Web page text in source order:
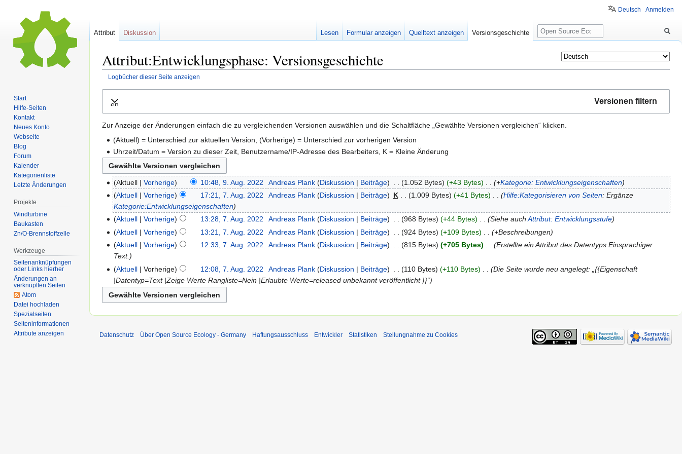
Attribut:Entwicklungsphase: Versionsgeschichte
Logbücher dieser Seite anzeigen
Navigation
Suche
Versionen filtern
Ausklappen
Zur Anzeige der Änderungen einfach die zu vergleichenden Versionen auswählen und die Schaltfläche „Gewählte Versionen vergleichen“ klicken.
(Aktuell) = Unterschied zur aktuellen Version, (Vorherige) = Unterschied zur vorherigen Version
Uhrzeit/Datum = Version zu dieser Zeit, Benutzername/IP-Adresse des Bearbeiters, K = Kleine Änderung
Aktuell Vorherige 10:48, 9. Aug. 2022 Andreas Plank Diskussion Beiträge 1.052 Bytes +43 Bytes +Kategorie: Entwicklungseigenschaften
Aktuell
Vorherige 17:21, 7. Aug. 2022 Andreas Plank Diskussion Beiträge K 1.009 Bytes +41 Bytes Hilfe:Kategorisieren von Seiten: Ergänze
Kategorie:Entwicklungseigenschaften
Aktuell
Vorherige 13:28, 7. Aug. 2022 Andreas Plank Diskussion Beiträge 968 Bytes +44 Bytes Siehe auchAttribut: Entwicklungsstufe
Aktuell
Vorherige 13:21, 7. Aug. 2022 Andreas Plank Diskussion Beiträge 924 Bytes +109 Bytes
+Beschreibungen
Aktuell
Vorherige 12:33, 7. Aug. 2022 Andreas Plank Diskussion Beiträge 815 Bytes +705 Bytes
Erstellte ein Attribut des Datentyps Einsprachiger
Text.
Aktuell
Vorherige 12:08, 7. Aug. 2022 Andreas Plank Diskussion Beiträge 110 Bytes +110 Bytes
Die Seite wurde neu angelegt: „{{Eigenschaft
|Datentyp=Text |Zeige Werte Rangliste=Nein |Erlaubte Werte=released unbekannt veröffentlicht }}“
Deutsch Anmelden
Attribut Diskussion Lesen Formular anzeigen Quelltext anzeigen Versionsgeschichte
Suche
Start
Hilfe-Seiten
Kontakt
Neues Konto
Webseite
Blog
Forum
Kalender
Kategorienliste
Letzte Änderungen
Projekte
Windturbine
Baukasten
Zn/O-Brennstoffzelle
Werkzeuge
Seitenanknüpfungen
oder Links hierher
Änderungen an
verknüpften Seiten
Atom
Datei hochladen
Spezialseiten
Seiten­informationen
Attribute anzeigen
Datenschutz Über Open Source Ecology - Germany Haftungsausschluss Entwickler Statistiken Stellungnahme zu Cookies